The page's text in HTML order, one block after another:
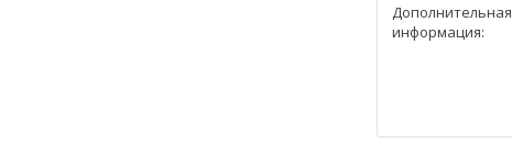
Дополнительная
информация: